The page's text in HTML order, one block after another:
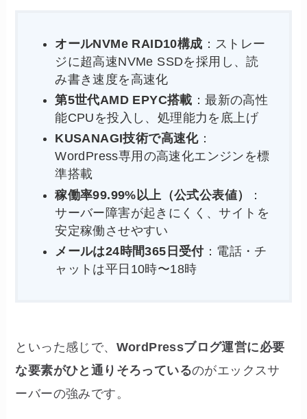
オールNVMe RAID10構成 ：ストレー
ジに超高速NVMe SSDを採用し、読
み書き速度を高速化
第5世代AMD EPYC搭載 ：最新の高性
能CPUを投入し、処理能力を底上げ
KUSANAGI技術で高速化：
WordPress専用の高速化エンジンを標
準搭載
稼働率99.99%以上（公式公表値）
：
サーバー障害が起きにくく、サイトを
安定稼働させやすい
メールは24時間365日受付：電話・チ
ャットは平日10時〜18時
といった感じで、 WordPressブログ運営に必要
な要素がひと通りそろっているのがエックスサ
ーバーの強みです。